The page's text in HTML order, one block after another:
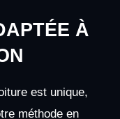
À
est unique,
méthode en